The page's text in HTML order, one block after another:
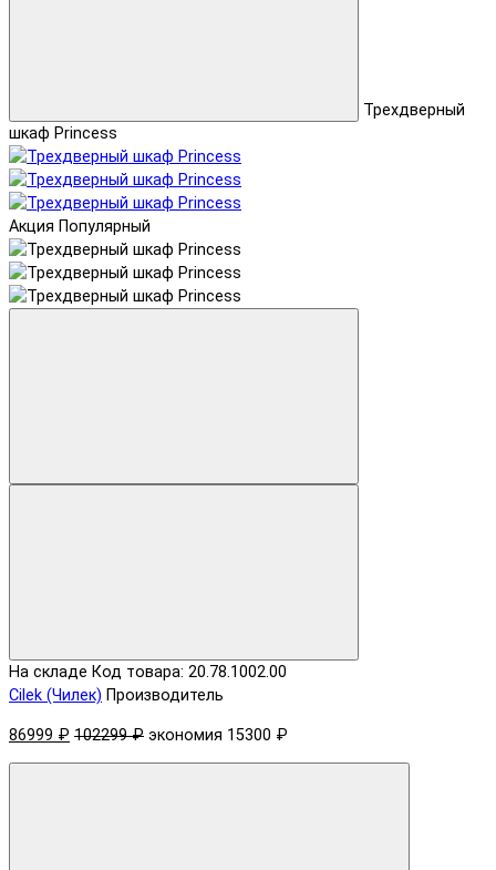
Трехдверный
шкаф Princess
Акция Популярный
На складе Код товара: 20.78.1002.00
Cilek (Чилек) Производитель
86999 ₽ 102299 ₽ экономия 15300 ₽